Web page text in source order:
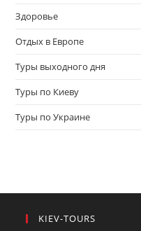
Здоровье
Отдых в Европе
Туры выходного дня
Туры по Киеву
Туры по Украине
KIEV-TOURS